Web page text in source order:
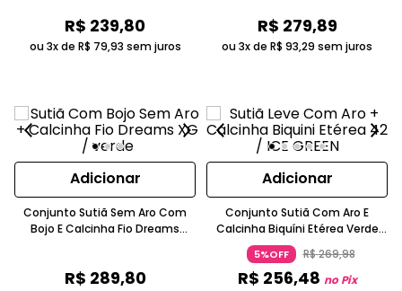
R$ 239,80
ou 3x de R$ 79,93 sem juros
R$ 279,89
ou 3x de R$ 93,29 sem juros
Adicionar
Conjunto Sutiã Sem Aro Com
Bojo E Calcinha Fio Dreams
R$ 289,80
Adicionar
Conjunto Sutiã Com Aro E
Calcinha Biquíni Etérea Verde
Água Valisere
5%OFF R$269,98
R$ 256,48 no Pix